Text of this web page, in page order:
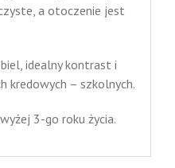
a otoczenie jest
idealny kontrast i
kredowych – szkolnych.
3-go roku życia.